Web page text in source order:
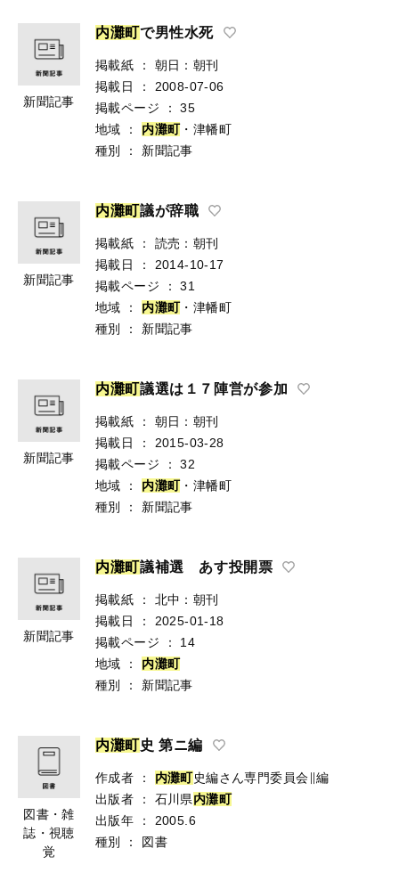
新聞記事
内灘町で男性水死
掲載紙 ：
朝日：朝刊
掲載日
：
2008-07-06
掲載ページ
：
35
地域
： 内灘町・津幡町
種別
： 新聞記事
新聞記事
内灘町議が辞職
掲載紙 ：
読売：朝刊
掲載日
：
2014-10-17
掲載ページ
：
31
地域
： 内灘町・津幡町
種別
： 新聞記事
新聞記事
内灘町議選は１７陣営が参加
掲載紙 ：
朝日：朝刊
掲載日
：
2015-03-28
掲載ページ
：
32
地域
： 内灘町・津幡町
種別
： 新聞記事
新聞記事
内灘町議補選 あす投開票
掲載紙 ：
北中：朝刊
掲載日
：
2025-01-18
掲載ページ
：
14
地域
： 内灘町
種別
： 新聞記事
図書・雑
誌・視聴
覚
内灘町史 第ニ編
作成者 ： 内灘町史編さん専門委員会∥編
出版者
： 石川県内灘町
出版年
：
2005.6
種別
： 図書